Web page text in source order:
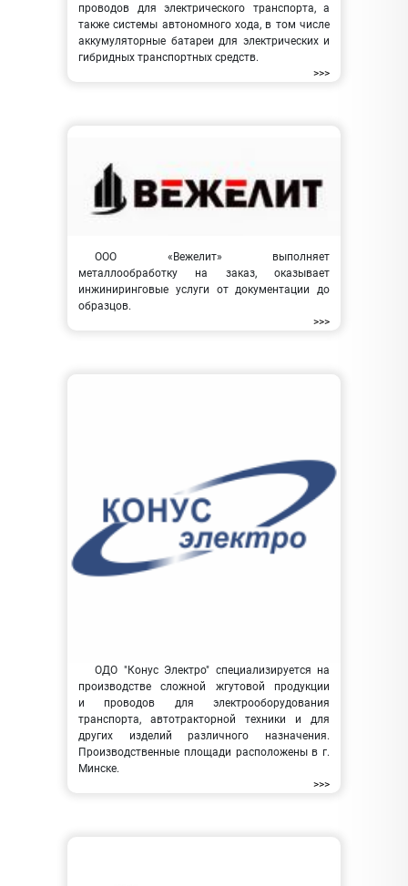
проводов для электрического транспорта, а
также системы автономного хода, в том числе
аккумуляторные батареи для электрических и
гибридных транспортных средств.
>>>
ООО «Вежелит» выполняет
металлообработку на заказ, оказывает
инжиниринговые услуги от документации до
образцов.
>>>
ОДО "Конус Электро" специализируется на
производстве сложной жгутовой продукции
и проводов для электрооборудования
транспорта, автотракторной техники и для
других изделий различного назначения.
Производственные площади расположены в г.
Минске.
>>>